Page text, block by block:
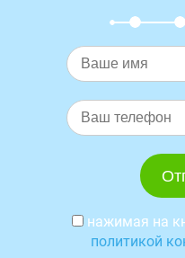
нажимая на
политикой